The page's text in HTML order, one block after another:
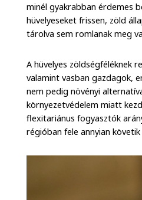
minél gyakrabban érdemes
hüvelyeseket frissen, zöld
tárolva sem romlanak meg
A hüvelyes zöldségféléknek
valamint vasban gazdagok,
nem pedig növényi
környezetvédelem miatt
flexitariánus fogyasztók
régióban fele annyian